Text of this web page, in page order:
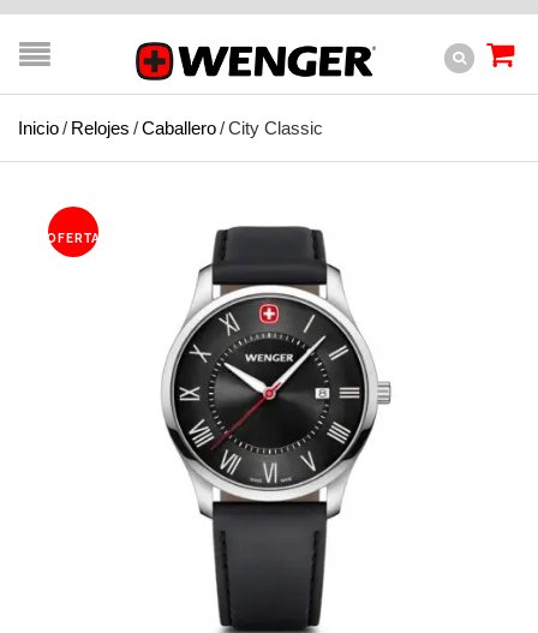
Inicio/ Relojes /Caballero/City Classic
OFERTA